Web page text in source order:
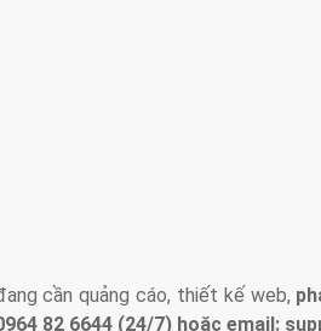
cần quảng cáo, thiết kế web,
82 6644 (24/7) hoặc email: